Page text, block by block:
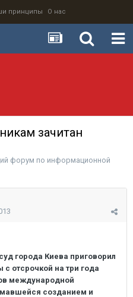
принципы О нас
зачитан
форум по информационной
города Киева приговорил
отсрочкой на три года
международной
созданием и